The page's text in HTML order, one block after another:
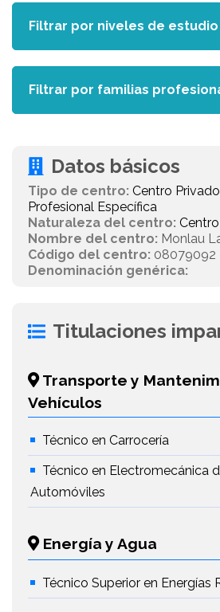
Datos básicos
Tipo de centro: Centro
Profesional Específica
Naturaleza del centro:
Nombre del centro: Monlau
Código del centro: 08079092
Denominación genérica:
Titulaciones
Transporte y
Vehículos
Técnico en Carrocería
Técnico en Electromecánica
Automóviles
Energía y Agua
Técnico Superior en Energías
Filtrar por niveles de estudio
Filtrar por familias